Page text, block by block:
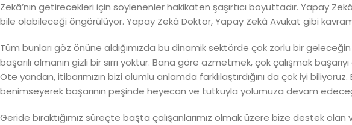
Zekâ’nın getirecekleri için söylenenler hakikaten şaşırtıcı boyuttadır. Yapay
bile olabileceği öngörülüyor. Yapay Zekâ Doktor, Yapay Zekâ Avukat gibi
Tüm bunları göz önüne aldığımızda bu dinamik sektörde çok zorlu bir
başarılı olmanın gizli bir sırrı yoktur. Bana göre azmetmek, çok çalışmak
Öte yandan, itibarımızın bizi olumlu anlamda farklılaştırdığını da çok iyi
benimseyerek başarının peşinde heyecan ve tutkuyla yolumuza devam
Geride bıraktığımız süreçte başta çalışanlarımız olmak üzere bize destek